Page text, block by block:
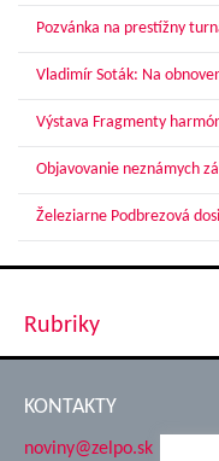
Pozvánka na prestížny
Vladimír Soták: Na
Výstava Fragmenty
Objavovanie neznámych
Železiarne Podbrezová
Rubriky
KONTAKTY
noviny@zelpo.sk